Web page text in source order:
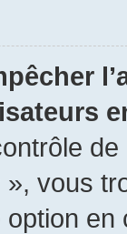
vous
option